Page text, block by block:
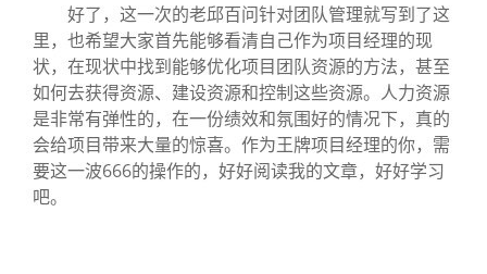
好了，这一次的老邱百问针对团队管理就写到了这
里，也希望大家首先能够看清自己作为项目经理的现
状，在现状中找到能够优化项目团队资源的方法，甚至
如何去获得资源、建设资源和控制这些资源。人力资源
是非常有弹性的，在一份绩效和氛围好的情况下，真的
会给项目带来大量的惊喜。作为王牌项目经理的你，需
要这一波666的操作的，好好阅读我的文章，好好学习
吧。